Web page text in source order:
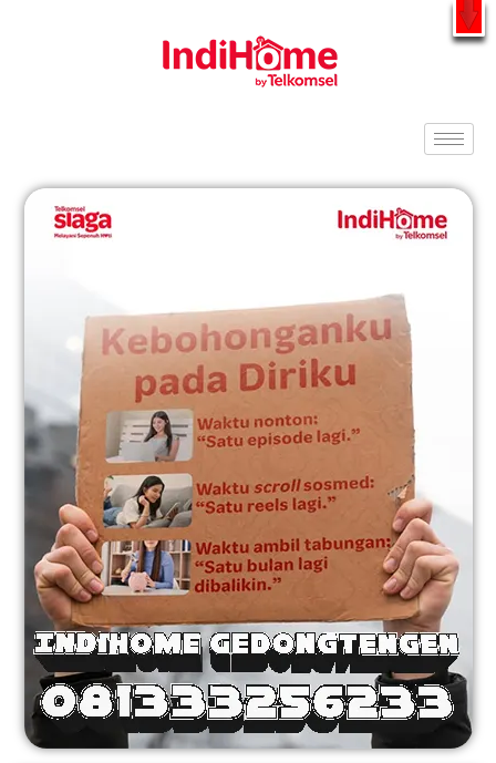
Gratis Pasang Dengan Bayar PDD2 | WiFi 200Rb an By
Telkomsel
WhatsApp